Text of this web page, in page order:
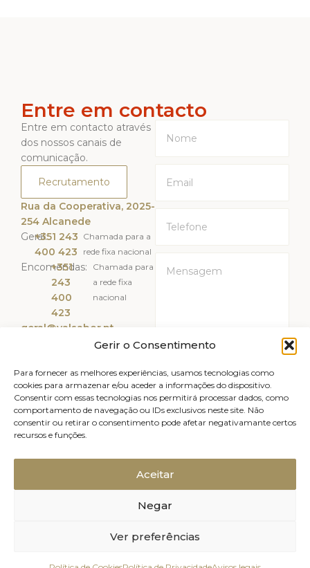
Gerir o Consentimento
Para fornecer as melhores experiências, usamos tecnologias como
cookies para armazenar e/ou aceder a informações do dispositivo.
Consentir com essas tecnologias nos permitirá processar dados, como
comportamento de navegação ou IDs exclusivos neste site. Não
consentir ou retirar o consentimento pode afetar negativamante certos
recursos e funções.
Aceitar
Negar
Ver preferências
Entre em contacto
Entre em contacto através
dos nossos canais de
comunicação.
Recrutamento
Rua da Cooperativa, 2025-
254 Alcanede
Geral:+351 243
400 423
Chamada para a
rede fixa nacional
Encomendas:
+351
243
400
423
Chamada para
a rede fixa
nacional
geral@valsabor.pt
Li e Aceito a
ENVIAR
Política de Cookies (UE)
Relatório de Sustentabilidade